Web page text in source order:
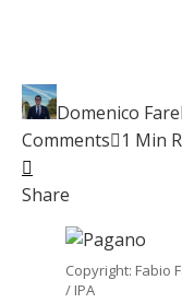
Domenico
Comments 1 Min
Facebook
Twitter
LinkedIn
Pinterest
Share
Copyright: Fabio
/ IPA